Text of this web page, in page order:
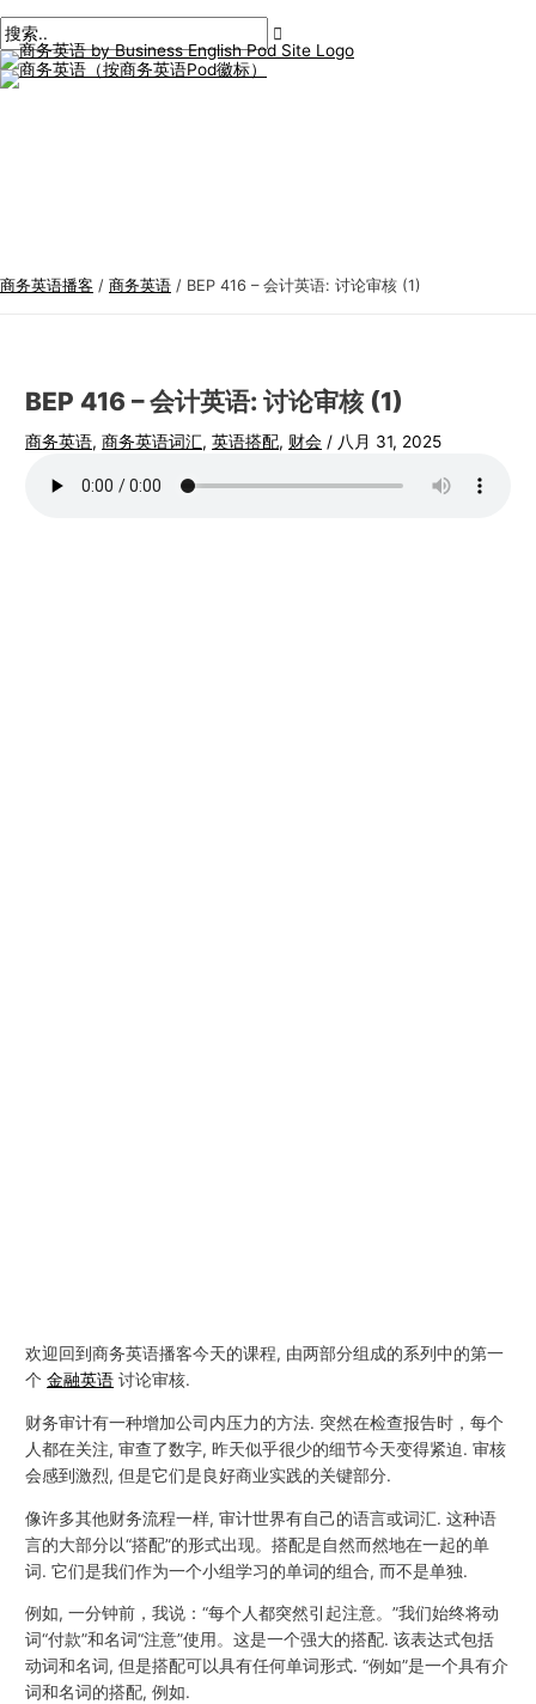
至
内
容
菜
商务英语播客 / 商务英语 / BEP 416 – 会计英语: 讨论审核 (1)
BEP 416 – 会计英语: 讨论审核 (1)
商务英语,商务英语词汇,英语搭配, 财会 / 八月 31, 2025
欢迎回到商务英语播客今天的课程, 由两部分组成的系列中的第一
个金融英语 讨论审核.
财务审计有一种增加公司内压力的方法. 突然在检查报告时，每个
人都在关注, 审查了数字, 昨天似乎很少的细节今天变得紧迫. 审核
会感到激烈, 但是它们是良好商业实践的关键部分.
像许多其他财务流程一样, 审计世界有自己的语言或词汇. 这种语
言的大部分以“搭配”的形式出现。搭配是自然而然地在一起的单
词. 它们是我们作为一个小组学习的单词的组合, 而不是单独.
例如, 一分钟前，我说：“每个人都突然引起注意。”我们始终将动
词“付款”和名词“注意”使用。这是一个强大的搭配. 该表达式包括
动词和名词, 但是搭配可以具有任何单词形式. “例如”是一个具有介
词和名词的搭配, 例如.
子
导
航
此
输
名
*
子
邮
商
务
英
搜
索
: